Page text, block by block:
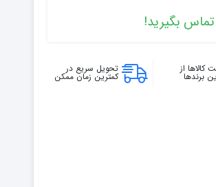
تماس بگیرید!
کالاها از
برندها
تحویل سریع در
کمترین زمان ممکن